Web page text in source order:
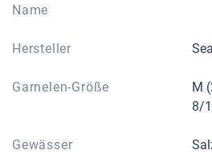
Name
Hersteller
Garnelen-Größe
M
8/
Gewässer